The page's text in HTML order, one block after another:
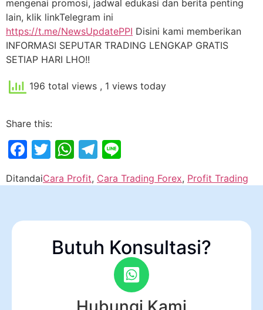
mengenai promosi, jadwal edukasi dan berita penting
lain, klik linkTelegram ini
https://t.me/NewsUpdatePPI Disini kami memberikan
INFORMASI SEPUTAR TRADING LENGKAP GRATIS
SETIAP HARI LHO!!
196 total views , 1 views today
Share this:
Facebook
Twitter
WhatsApp
Telegram
DitandaiCara Profit, Cara Trading Forex, Profit Trading
Butuh Konsultasi?